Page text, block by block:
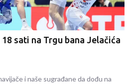
sati na Trgu bana Jelačića
i naše sugrađane da dođu na